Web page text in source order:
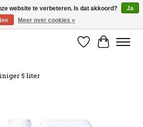
Online sinds 2007 ✓ Thuiswinkel Waarborg
Verlanglijst
5 liter
image slideshow Items
website te verbeteren. Is dat akkoord?
Ja
Meer over cookies »